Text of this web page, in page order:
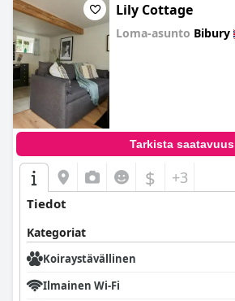
Lily Cottage
Loma-asunto Bibury
Tarkista saatavuus
$ +3
Tiedot
Kategoriat
Koiraystävällinen
Ilmainen Wi-Fi